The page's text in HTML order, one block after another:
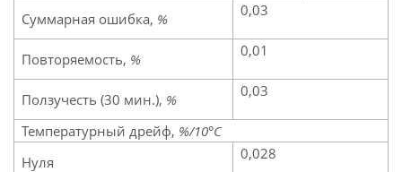
Суммарная ошибка, % 0,03
Повторяемость, % 0,01
Ползучесть (30 мин.), % 0,03
Температурный дрейф, %/10°C
Нуля
0,028